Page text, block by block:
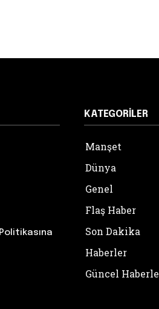
KATEGORILER
Manşet
Dünya
Genel
Flaş Haber
Son Dakika
Haberler
Güncel